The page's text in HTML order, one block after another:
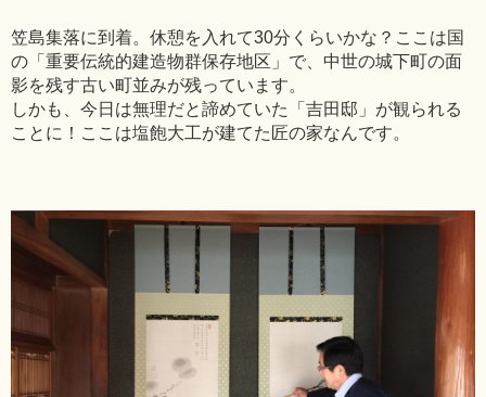
笠島集落に到着。休憩を入れて30分くらいかな？ここは国
の「重要伝統的建造物群保存地区」で、中世の城下町の面
影を残す古い町並みが残っています。
しかも、今日は無理だと諦めていた「吉田邸」が観られる
ことに！ここは塩飽大工が建てた匠の家なんです。